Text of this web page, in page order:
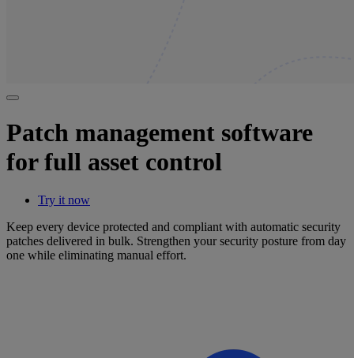
Patch management software
for full asset control
Try it now
Keep every device protected and compliant with automatic security
patches delivered in bulk. Strengthen your security posture from day
one while eliminating manual effort.